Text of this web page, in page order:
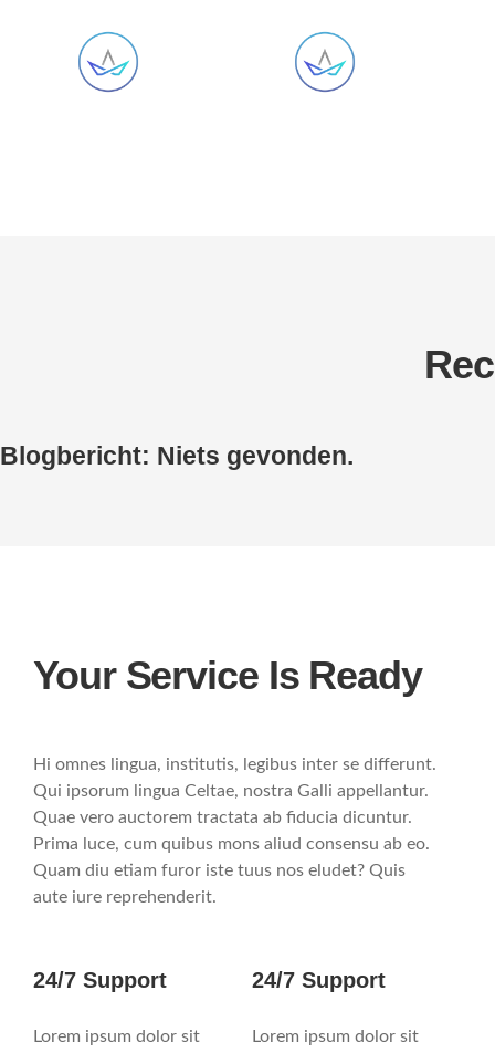
Blogbericht: Niets gevonden.
Your Service Is Ready
Hi omnes lingua, institutis, legibus inter se differunt.
Qui ipsorum lingua Celtae, nostra Galli appellantur.
Quae vero auctorem tractata ab fiducia dicuntur.
Prima luce, cum quibus mons aliud consensu ab eo.
Quam diu etiam furor iste tuus nos eludet? Quis
aute iure reprehenderit.
24/7 Support
Lorem ipsum dolor sit
24/7 Support
Lorem ipsum dolor sit